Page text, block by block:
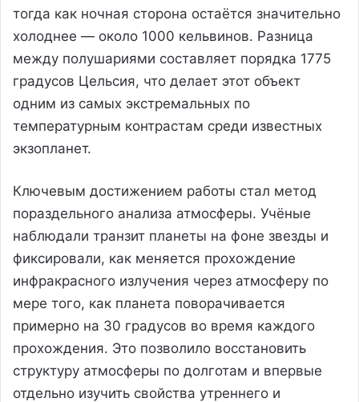
тогда как ночная сторона остаётся значительно
холоднее — около 1000 кельвинов. Разница
между полушариями составляет порядка 1775
градусов Цельсия, что делает этот объект
одним из самых экстремальных по
температурным контрастам среди известных
экзопланет.
Ключевым достижением работы стал метод
пораздельного анализа атмосферы. Учёные
наблюдали транзит планеты на фоне звезды и
фиксировали, как меняется прохождение
инфракрасного излучения через атмосферу по
мере того, как планета поворачивается
примерно на 30 градусов во время каждого
прохождения. Это позволило восстановить
структуру атмосферы по долготам и впервые
отдельно изучить свойства утреннего и